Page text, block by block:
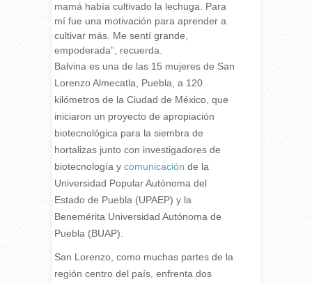
mamá había cultivado la lechuga. Para
mí fue una motivación para aprender a
cultivar más. Me sentí grande,
empoderada”, recuerda.
Balvina es una de las 15 mujeres de San
Lorenzo Almecatla, Puebla, a 120
kilómetros de la Ciudad de México, que
iniciaron un proyecto de apropiación
biotecnológica para la siembra de
hortalizas junto con investigadores de
biotecnología y comunicación de la
Universidad Popular Autónoma del
Estado de Puebla (UPAEP) y la
Benemérita Universidad Autónoma de
Puebla (BUAP).
San Lorenzo, como muchas partes de la
región centro del país, enfrenta dos